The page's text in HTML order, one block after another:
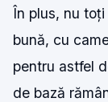
În plus, nu
bună, cu
pentru astfel
de bază